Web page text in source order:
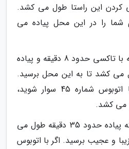
طی کردن این راستا طول می کشد.
ای شما را در این محل پیاده می
: 1.3 کیلومتر است که با تاکسی حدود 8 دقیقه و پیاده
طول می کشد تا به این محل برسید.
اگر مترو خط L4 یا اتوبوس شماره 45 سوار شوید،
: 2.6 کیلومتر است که پیاده حدود 35 دقیقه طول می
و عجیب برسید. اگر با اتوبوس